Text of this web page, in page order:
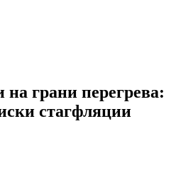
грани перегрева:
стагфляции